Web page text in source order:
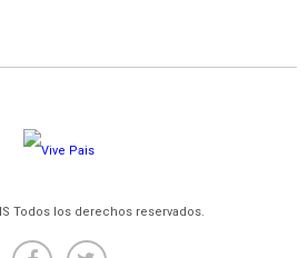
Todos los derechos reservados.